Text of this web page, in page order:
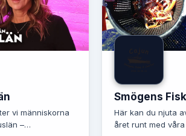
vi människorna
–
Smögens
Här kan du njuta
året runt med